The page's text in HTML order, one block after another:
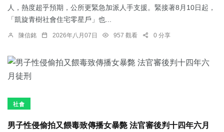
人，熱度超乎預期，公所更緊急加派人手支援。緊接著8月10日起，
「凱旋青樹社會住宅零星戶」也...
陳信銘 2026年八月07日 957 觀看 0 分享
社會
男子性侵偷拍又餵毒致傳播女暴斃 法官審後判十四年六月